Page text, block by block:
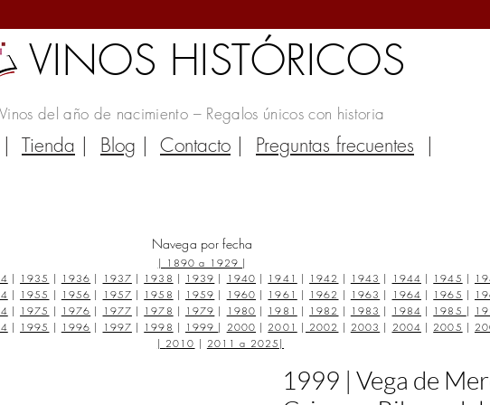
VINOS HISTÓRICOS
Vinos del año de nacimiento – Regalos únicos con historia
| Tienda | Blog | Contacto | Preguntas frecuentes |
Navega por fecha
| 1890 a 1929 |
| 1935 | 1936 | 1937 | 1938 | 1939 | 1940 | 1941 | 1942 | 1943 | 1944 | 1945 |
| 1955 | 1956 | 1957 | 1958 | 1959 | 1960 | 1961 | 1962 | 1963 | 1964 | 1965 |
| 1975 | 1976 | 1977 | 1978 | 1979 | 1980 | 1981 | 1982 | 1983 | 1984 | 1985 |
| 1995 | 1996 | 1997 | 1998 | 1999 | 2000 | 2001 | 2002 | 2003 | 2004 | 2005 |
| 2010 | 2011 a 2025 |
1999 | Vega de